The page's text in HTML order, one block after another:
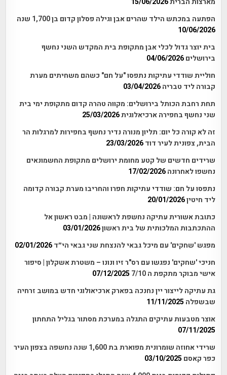
הפתעה במכתש הילד שהרים אבן וגילה פסלון קדום בן 1,700 שנה
10/06/2026
בית יוצר גדול לכלי אבן מתקופת בית המקדש השני נחשף
בירושלים 04/06/2026
חוליית שודדי עתיקות נתפסו "על חם" כשהם משחיתים מערת
קבורה ליד טבריה 03/04/2026
תחת רחבת הכותל בירושלים: מקווה טהרה קדום מתקופת ימי בית
שני נחשף בחפירה ארכיאלוגית25/03/2026
זה לא קורה כל יום: תליון מנורה נדיר נחשף בחפירות למרגלות הר
הבית, צפונית לעיר דוד 23/03/2026
שרידים חדשים של קטע מחומת ירושלים מתקופת החשמונאים
נחשפו לאחרונה 17/02/2026
נתפסו על חם: שודדי עתיקות חפרו והחריבו מערת קבורה קדומה
ליד חיטין20/01/2026
כתובת אשורית עתיקה נחשפת לראשונה | מבט ראשון אל
ההתכתבות המלכותית של בית ראשון03/01/2026
מפגש 'שחקים' עם מיכל גבאי להנצחת שני גבאי הי״ד 02/01/2026
חניכי 'שחקים' נפגשו עם רס"ר זיו ונונו – משטרת אשקלון | סיפור
אישי מבוקר מתקפת ה 7/10
07/12/2025
גת עתיקה לייצור יין נחנכה בפארק ארכיאולוגי חדש במושב זרחיה
שבשפלה 11/11/2025
אוצר מטבעות עתיקים התגלה במערכת מסתור בגליל התחתון
07/11/2025
שרידי אחוזה שומרונית מפוארת בת 1,600 שנה נחשפה בצפון העיר
כפר קאסם 03/10/2025